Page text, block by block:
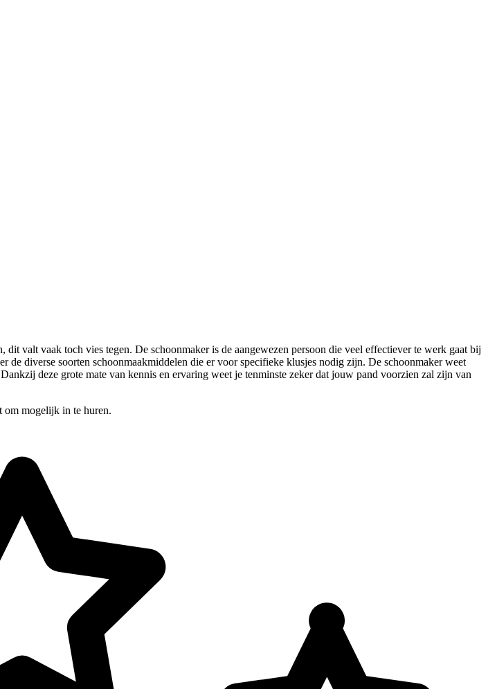
valt vaak toch vies tegen. De schoonmaker is de aangewezen persoon die veel effectiever te werk gaat bij
diverse soorten schoonmaakmiddelen die er voor specifieke klusjes nodig zijn. De schoonmaker weet
deze grote mate van kennis en ervaring weet je tenminste zeker dat jouw pand voorzien zal zijn van
om mogelijk in te huren.